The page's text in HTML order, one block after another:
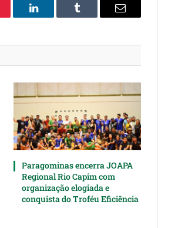
LinkedIn Tumblr Email
Paragominas encerra JOAPA
Regional Rio Capim com
organização elogiada e
conquista do Troféu Eficiência